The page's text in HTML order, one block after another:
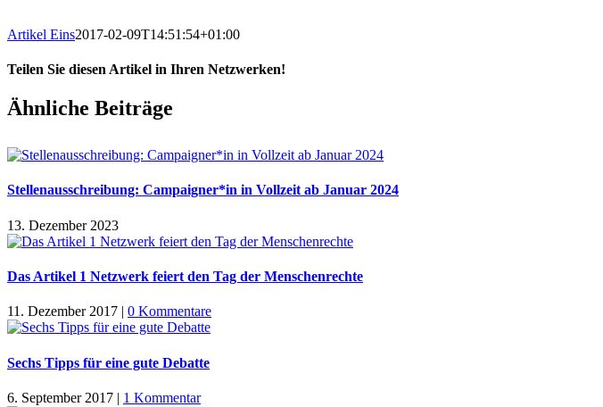
Artikel Eins2017-02-09T14:51:54+01:00
Teilen Sie diesen Artikel in Ihren Netzwerken!
Facebook
X
LinkedIn
Tumblr
Pinterest
Ähnliche Beiträge
Stellenausschreibung: Campaigner*in in Vollzeit ab Januar 2024
13. Dezember 2023
Das Artikel 1 Netzwerk feiert den Tag der Menschenrechte
11. Dezember 2017 | 0 Kommentare
Sechs Tipps für eine gute Debatte
6. September 2017 | 1 Kommentar